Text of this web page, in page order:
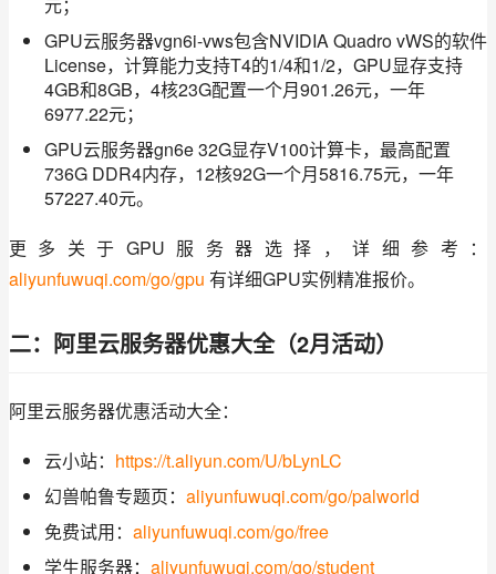
GPU云服务器vgn6i-vws包含NVIDIA Quadro vWS的软件
License，计算能力支持T4的1/4和1/2，GPU显存支持
4GB和8GB，4核23G配置一个月901.26元，一年
6977.22元；
GPU云服务器gn6e 32G显存V100计算卡，最高配置
736G DDR4内存，12核92G一个月5816.75元，一年
57227.40元。
更多关于GPU服务器选择，详细参考：
aliyunfuwuqi.com/go/gpu 有详细GPU实例精准报价。
二：阿里云服务器优惠大全（2月活动）
阿里云服务器优惠活动大全：
云小站： https://t.aliyun.com/U/bLynLC
幻兽帕鲁专题页： aliyunfuwuqi.com/go/palworld
免费试用： aliyunfuwuqi.com/go/free
学生服务器： aliyunfuwuqi.com/go/student